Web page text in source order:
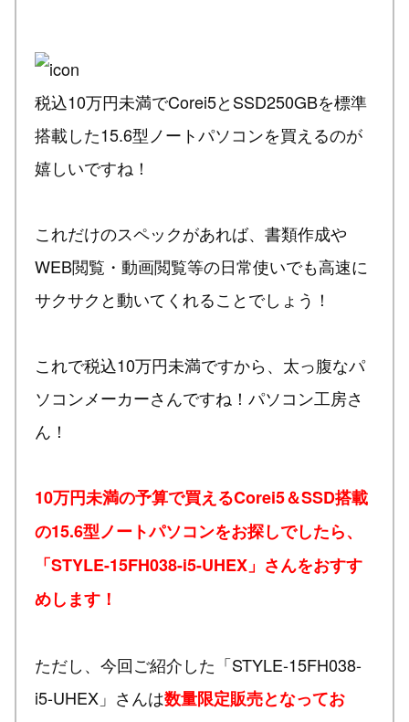
税込10万円未満でCorei5とSSD250GBを標準
搭載した15.6型ノートパソコンを買えるのが
嬉しいですね！
これだけのスペックがあれば、書類作成や
WEB閲覧・動画閲覧等の日常使いでも高速に
サクサクと動いてくれることでしょう！
これで税込10万円未満ですから、太っ腹なパ
ソコンメーカーさんですね！パソコン工房さ
ん！
10万円未満の予算で買えるCorei5＆SSD搭載
の15.6型ノートパソコンをお探しでしたら、
「STYLE-15FH038-i5-UHEX」さんをおすす
めします！
ただし、今回ご紹介した「STYLE-15FH038-
i5-UHEX」さんは数量限定販売となってお